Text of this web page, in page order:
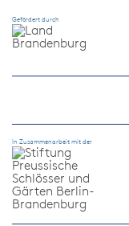
Gefördert durch
In Zusammenarbeit mit der